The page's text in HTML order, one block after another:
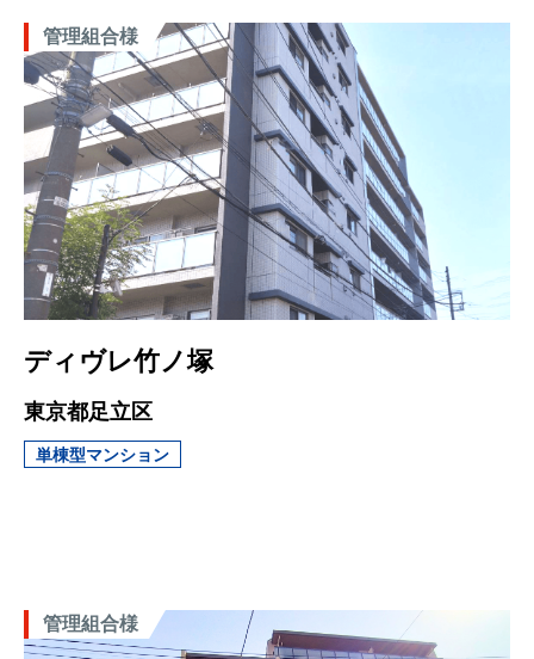
管理組合様
ディヴレ竹ノ塚
東京都足立区
単棟型マンション
管理組合様